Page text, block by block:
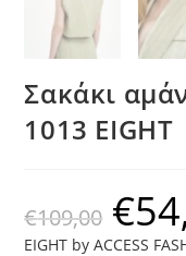
Σακάκι
1013 EIGHT
€109,00 €
EIGHT by ACCESS